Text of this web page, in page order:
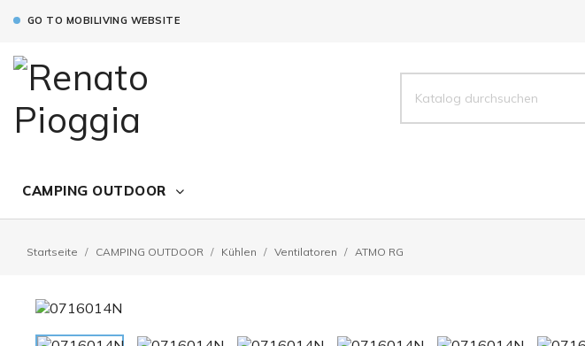
GO TO MOBILIVING WEBSITE
CAMPING OUTDOOR
Startseite CAMPING OUTDOOR Kühlen Ventilatoren ATMO RG